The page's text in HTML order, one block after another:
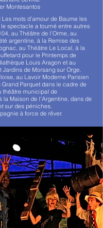
Montesantos
mots d’amour de Baume les
spectacle a tourné entre autres
au Théâtre de l’Orme, au
argentine, à la Remise des
au Théâtre Le Local, à la
pour le Printemps de
Louis Aragon et au
Jardins de Morsang sur Orge.
au Lavoir Moderne Parisien
Grand Parquet dans le cadre de
théâtre municipal de
la Maison de l’Argentine, dans de
sur des péniches.
à force de rêver.